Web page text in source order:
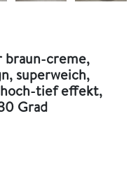
braun-creme,
superweich,
tief effekt,
Grad